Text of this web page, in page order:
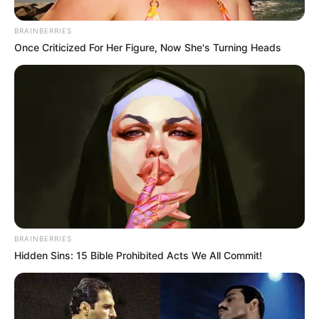
Lea También: "Caravanas del terror" en Bucaramanga
Lea También:Terminal de transportes de Bucaramanga
opera hacia Bogotá con transbordos por problemas
BRAINBERRIES
Once Criticized For Her Figure, Now She's Turning Heads
BRAINBERRIES
Hidden Sins: 15 Bible Prohibited Acts We All Commit!